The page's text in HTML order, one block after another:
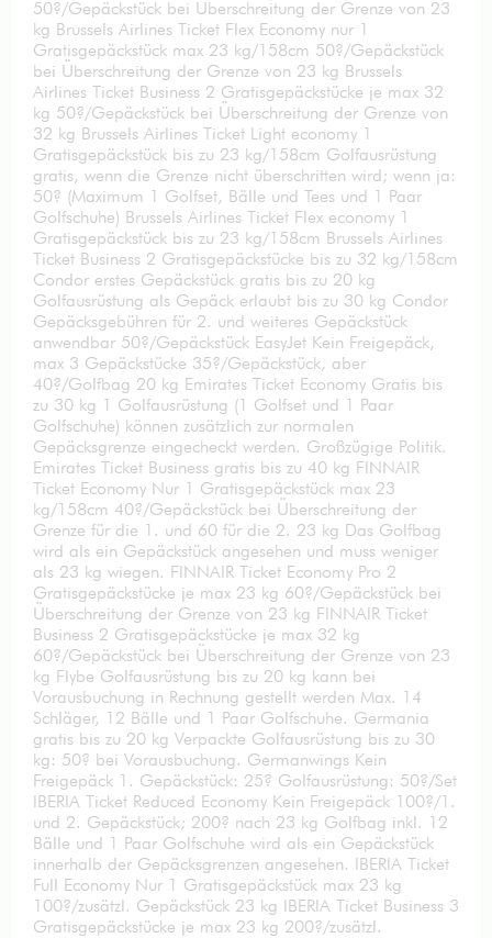
50?/Gepäckstück bei Überschreitung der Grenze von 23
kg Brussels Airlines Ticket Flex Economy nur 1
Gratisgepäckstück max 23 kg/158cm 50?/Gepäckstück
bei Überschreitung der Grenze von 23 kg Brussels
Airlines Ticket Business 2 Gratisgepäckstücke je max 32
kg 50?/Gepäckstück bei Überschreitung der Grenze von
32 kg Brussels Airlines Ticket Light economy 1
Gratisgepäckstück bis zu 23 kg/158cm Golfausrüstung
gratis, wenn die Grenze nicht überschritten wird; wenn ja:
50? (Maximum 1 Golfset, Bälle und Tees und 1 Paar
Golfschuhe) Brussels Airlines Ticket Flex economy 1
Gratisgepäckstück bis zu 23 kg/158cm Brussels Airlines
Ticket Business 2 Gratisgepäckstücke bis zu 32 kg/158cm
Condor erstes Gepäckstück gratis bis zu 20 kg
Golfausrüstung als Gepäck erlaubt bis zu 30 kg Condor
Gepäcksgebühren für 2. und weiteres Gepäckstück
anwendbar 50?/Gepäckstück EasyJet Kein Freigepäck,
max 3 Gepäckstücke 35?/Gepäckstück, aber
40?/Golfbag 20 kg Emirates Ticket Economy Gratis bis
zu 30 kg 1 Golfausrüstung (1 Golfset und 1 Paar
Golfschuhe) können zusätzlich zur normalen
Gepäcksgrenze eingecheckt werden. Großzügige Politik.
Emirates Ticket Business gratis bis zu 40 kg FINNAIR
Ticket Economy Nur 1 Gratisgepäckstück max 23
kg/158cm 40?/Gepäckstück bei Überschreitung der
Grenze für die 1. und 60 für die 2. 23 kg Das Golfbag
wird als ein Gepäckstück angesehen und muss weniger
als 23 kg wiegen. FINNAIR Ticket Economy Pro 2
Gratisgepäckstücke je max 23 kg 60?/Gepäckstück bei
Überschreitung der Grenze von 23 kg FINNAIR Ticket
Business 2 Gratisgepäckstücke je max 32 kg
60?/Gepäckstück bei Überschreitung der Grenze von 23
kg Flybe Golfausrüstung bis zu 20 kg kann bei
Vorausbuchung in Rechnung gestellt werden Max. 14
Schläger, 12 Bälle und 1 Paar Golfschuhe. Germania
gratis bis zu 20 kg Verpackte Golfausrüstung bis zu 30
kg: 50? bei Vorausbuchung. Germanwings Kein
Freigepäck 1. Gepäckstück: 25? Golfausrüstung: 50?/Set
IBERIA Ticket Reduced Economy Kein Freigepäck 100?/1.
und 2. Gepäckstück; 200? nach 23 kg Golfbag inkl. 12
Bälle und 1 Paar Golfschuhe wird als ein Gepäckstück
innerhalb der Gepäcksgrenzen angesehen. IBERIA Ticket
Full Economy Nur 1 Gratisgepäckstück max 23 kg
100?/zusätzl. Gepäckstück 23 kg IBERIA Ticket Business 3
Gratisgepäckstücke je max 23 kg 200?/zusätzl.